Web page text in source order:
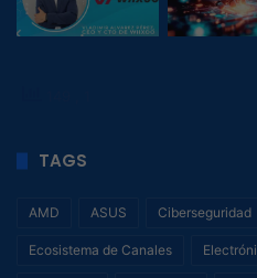
TAGS
AMD ASUS Ciberseguridad
Ecosistema de Canales